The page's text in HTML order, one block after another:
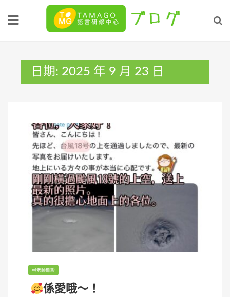
日期: 2025 年 9 月 23 日
蛋老師雜談
係愛哦～！